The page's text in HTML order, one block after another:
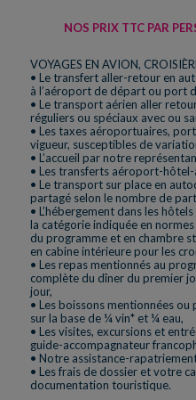
NOS PRIX TTC PAR
VOYAGES EN AVION,
• Le transfert aller-retour en
à l’aéroport de départ ou port
• Le transport aérien aller
réguliers ou spéciaux avec ou
• Les taxes aéroportuaires,
vigueur, susceptibles de
• L’accueil par notre
• Les transferts aéroport-
• Le transport sur place en
partagé selon le nombre de
• L’hébergement dans les
la catégorie indiquée en
du programme et en chambre
en cabine intérieure pour les
• Les repas mentionnés au
complète du dîner du premier
jour,
• Les boissons mentionnées
sur la base de ¼ vin* et ¼ eau,
• Les visites, excursions et
guide-accompagnateur
• Notre assistance-
• Les frais de dossier et votre
documentation touristique.